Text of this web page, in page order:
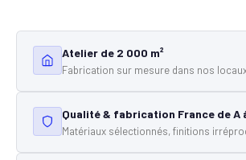
Atelier de 2 000 m²
Fabrication sur mesure dans nos
Qualité & fabrication France de A
Matériaux sélectionnés, finitions